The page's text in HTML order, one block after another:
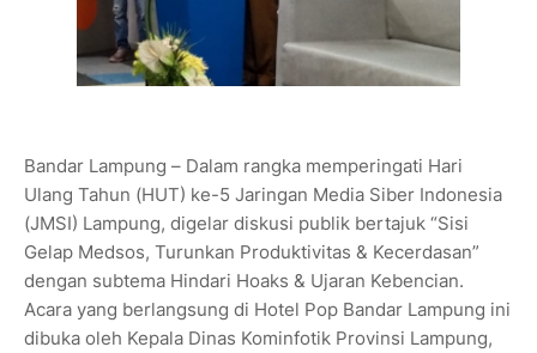
Bandar Lampung – Dalam rangka memperingati Hari
Ulang Tahun (HUT) ke-5 Jaringan Media Siber Indonesia
(JMSI) Lampung, digelar diskusi publik bertajuk “Sisi
Gelap Medsos, Turunkan Produktivitas & Kecerdasan”
dengan subtema Hindari Hoaks & Ujaran Kebencian.
Acara yang berlangsung di Hotel Pop Bandar Lampung ini
dibuka oleh Kepala Dinas Kominfotik Provinsi Lampung,